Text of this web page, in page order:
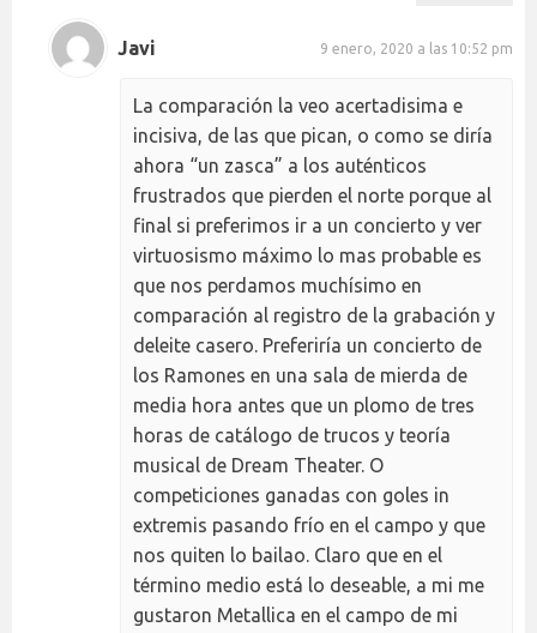
Javi 9 enero, 2020 a las 10:52 pm
La comparación la veo acertadisima e
incisiva, de las que pican, o como se diría
ahora “un zasca” a los auténticos
frustrados que pierden el norte porque al
final si preferimos ir a un concierto y ver
virtuosismo máximo lo mas probable es
que nos perdamos muchísimo en
comparación al registro de la grabación y
deleite casero. Preferiría un concierto de
los Ramones en una sala de mierda de
media hora antes que un plomo de tres
horas de catálogo de trucos y teoría
musical de Dream Theater. O
competiciones ganadas con goles in
extremis pasando frío en el campo y que
nos quiten lo bailao. Claro que en el
término medio está lo deseable, a mi me
gustaron Metallica en el campo de mi